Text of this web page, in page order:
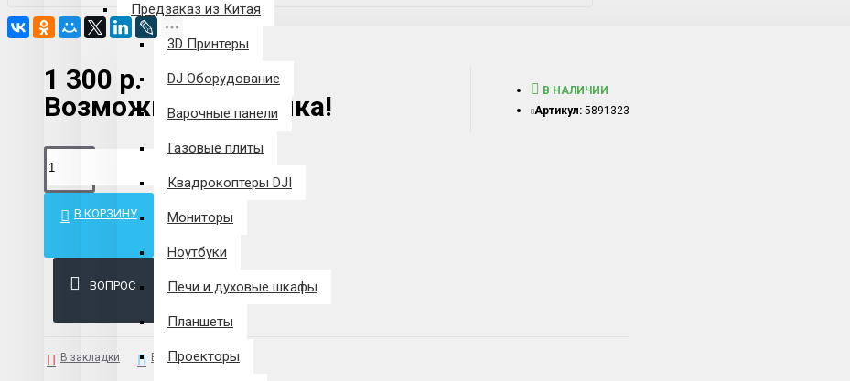
Предзаказ из Китая
3D Принтеры
DJ Оборудование
Варочные панели
Газовые плиты
Квадрокоптеры DJI
Мониторы
Ноутбуки
Печи и духовые шкафы
Планшеты
Проекторы
1 300 р.
Возможна рассрочка!
В НАЛИЧИИ
Артикул: 5891323
В КОРЗИНУ
ВОПРОС
В закладки В сравнение